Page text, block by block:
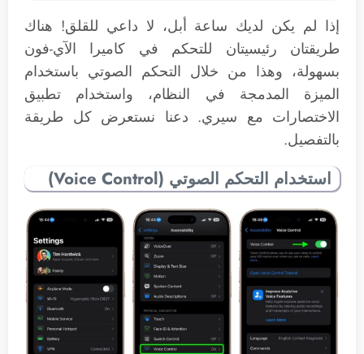
إذا لم يكن لديك ساعة أبل، لا داعي للقلق! هناك
طريقتان رئيسيتان للتحكم في كاميرا الآي-فون
بسهولة، وهذا من خلال التحكم الصوتي باستخدام
الميزة المدمجة في النظام، واستخدام تطبيق
الاختصارات مع سيري. دعنا نستعرض كل طريقة
بالتفصيل.
استخدام التحكم الصوتي (Voice Control)